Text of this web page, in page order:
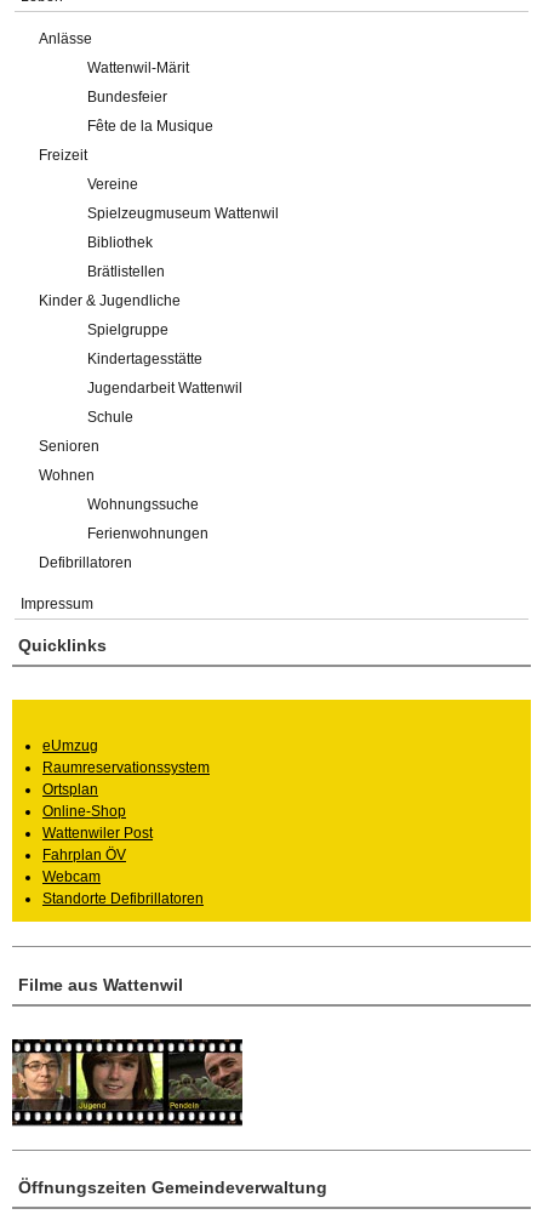
Anlässe
Wattenwil-Märit
Bundesfeier
Fête de la Musique
Freizeit
Vereine
Spielzeugmuseum Wattenwil
Bibliothek
Brätlistellen
Kinder & Jugendliche
Spielgruppe
Kindertagesstätte
Jugendarbeit Wattenwil
Schule
Senioren
Wohnen
Wohnungssuche
Ferienwohnungen
Defibrillatoren
Impressum
Öffnungszeiten Gemeindeverwaltung
Filme aus Wattenwil
Quicklinks
eUmzug
Raumreservationssystem
Ortsplan
Online-Shop
Wattenwiler Post
Fahrplan ÖV
Webcam
Standorte Defibrillatoren